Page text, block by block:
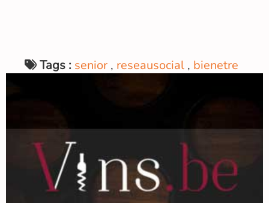
Tags : senior , reseausocial , bienetre